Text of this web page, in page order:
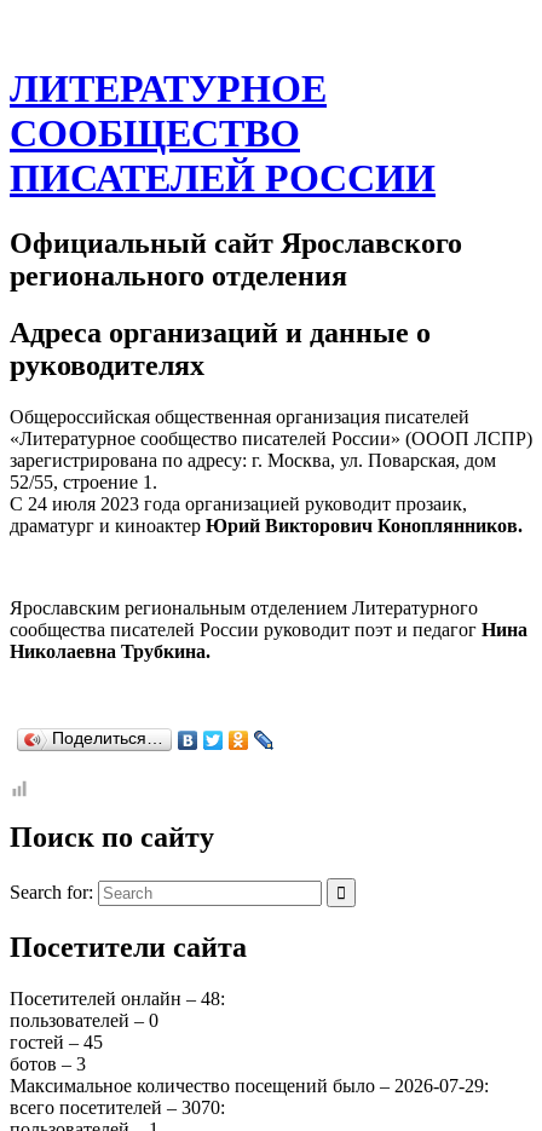
ЛИТЕРАТУРНОЕ
СООБЩЕСТВО
ПИСАТЕЛЕЙ РОССИИ
Официальный сайт Ярославского
регионального отделения
Адреса организаций и данные о
руководителях
Общероссийская общественная организация писателей
«Литературное сообщество писателей России» (ОООП ЛСПР)
зарегистрирована по адресу: г. Москва, ул. Поварская, дом
52/55, строение 1.
С 24 июля 2023 года организацией руководит прозаик,
драматург и киноактер Юрий Викторович Коноплянников.
Ярославским региональным отделением Литературного
сообщества писателей России руководит поэт и педагог Нина
Николаевна Трубкина.
Поделиться…
Поиск по сайту
Search for:
Посетители сайта
Посетителей онлайн – 48:
пользователей – 0
гостей – 45
ботов – 3
Максимальное количество посещений было – 2026-07-29:
всего посетителей – 3070: